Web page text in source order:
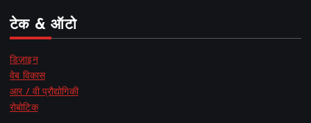
टेक & ऑटो
डिज़ाइन
वेब विकास
आर / वी प्रौद्योगिकी
रोबोटिक